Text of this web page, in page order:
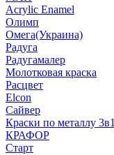
Acrylic Enamel
Олимп
Омега(Украина)
Радуга
Радугамалер
Молотковая краска
Расцвет
Elcon
Сайвер
Краски по металлу 3в1
КРАФОР
Старт